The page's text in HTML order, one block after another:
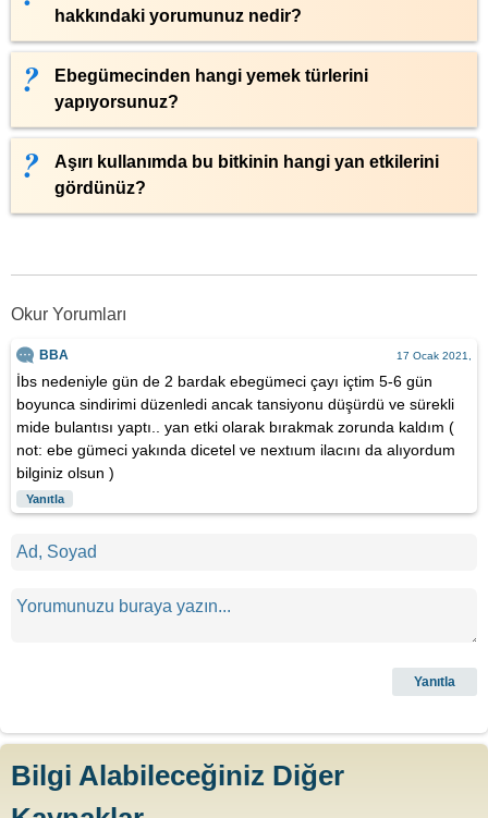
hakkındaki yorumunuz nedir?
Ebegümecinden hangi yemek türlerini
yapıyorsunuz?
Aşırı kullanımda bu bitkinin hangi yan etkilerini
gördünüz?
Okur Yorumları
BBA 17 Ocak 2021,
İbs nedeniyle gün de 2 bardak ebegümeci çayı içtim 5-6 gün
boyunca sindirimi düzenledi ancak tansiyonu düşürdü ve sürekli
mide bulantısı yaptı.. yan etki olarak bırakmak zorunda kaldım (
not: ebe gümeci yakında dicetel ve nextıum ilacını da alıyordum
bilginiz olsun )
Yanıtla
Bilgi Alabileceğiniz Diğer